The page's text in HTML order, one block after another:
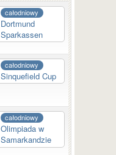
całodniowy
Dortmund
Sparkassen
całodniowy
Sinquefield Cup
całodniowy
Olimpiada w
Samarkandzie